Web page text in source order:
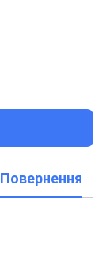
Повернення